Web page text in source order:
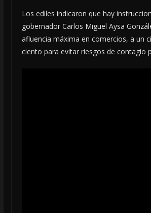
Los ediles indicaron que hay
gobernador Carlos Miguel Aysa
afluencia máxima en comercios, a un
ciento para evitar riesgos de contagio